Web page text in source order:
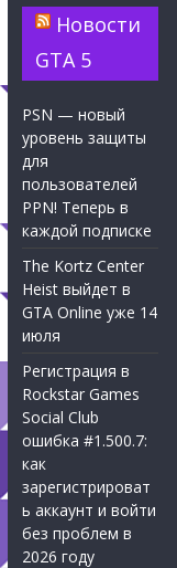
Новости
GTA 5
PSN — новый
уровень защиты
для
пользователей
PPN! Теперь в
каждой подписке
The Kortz Center
Heist выйдет в
GTA Online уже 14
июля
Регистрация в
Rockstar Games
Social Club
ошибка #1.500.7:
как
зарегистрироват
ь аккаунт и войти
без проблем в
2026 году